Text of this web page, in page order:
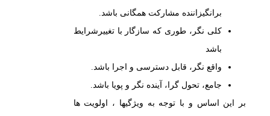
برانگیزاننده مشارکت همگانی باشد.
کلی نگر، طوری که سازگار با تغییرشرایط
واقع نگر، قابل دسترسی و اجرا باشد.
جامع، تحول گرا، آینده نگر و پویا باشد.
بر این اساس و با توجه به ویژگیها ، اولویت ها